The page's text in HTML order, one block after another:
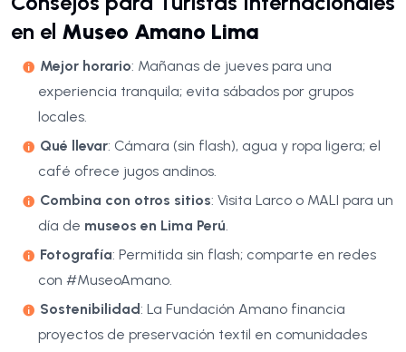
en el Museo Amano Lima
Mejor horario: Mañanas de jueves para una
experiencia tranquila; evita sábados por grupos
locales.
Qué llevar: Cámara (sin flash), agua y ropa ligera; el
café ofrece jugos andinos.
Combina con otros sitios: Visita Larco o MALI para un
día de museos en Lima Perú.
Fotografía: Permitida sin flash; comparte en redes
con #MuseoAmano.
Sostenibilidad: La Fundación Amano financia
proyectos de preservación textil en comunidades